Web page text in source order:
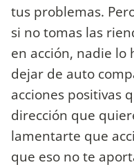
tus problemas.
si no tomas las
en acción, nadie lo
dejar de auto
acciones positivas
dirección que
lamentarte que
que eso no te